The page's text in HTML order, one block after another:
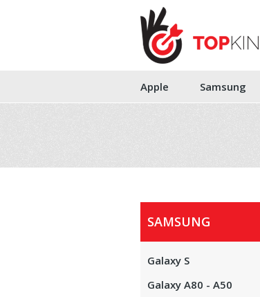
Apple Samsung
SAMSUNG
Galaxy S
Galaxy A80 - A50